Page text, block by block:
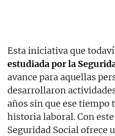
Esta iniciativa que
estudiada por la
avance para aquellas
desarrollaron
años sin que ese tiempo
historia laboral. Con este
Seguridad Social ofrece